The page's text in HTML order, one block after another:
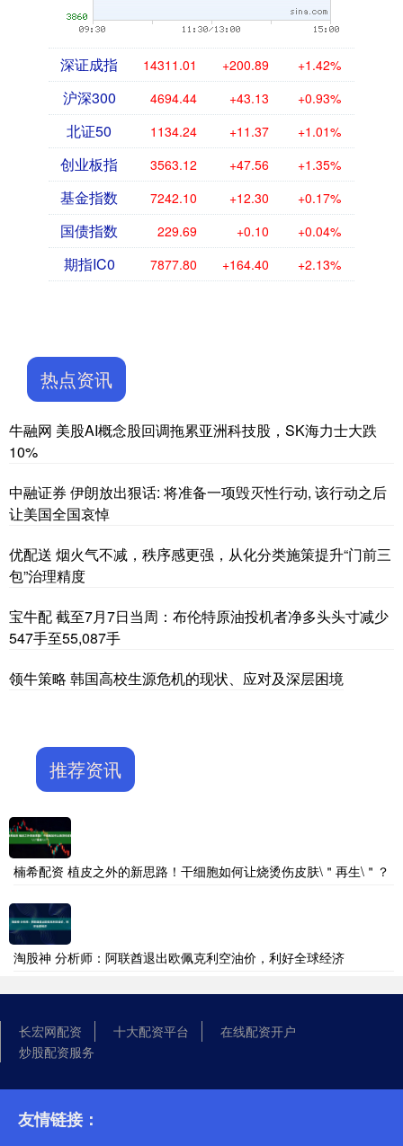
深证成指 14311.01 +200.89 +1.42%
沪深300 4694.44 +43.13 +0.93%
北证50 1134.24 +11.37 +1.01%
创业板指 3563.12 +47.56 +1.35%
基金指数 7242.10 +12.30 +0.17%
国债指数 229.69 +0.10 +0.04%
期指IC0 7877.80 +164.40 +2.13%
热点资讯
牛融网 美股AI概念股回调拖累亚洲科技股，SK海力士大跌
10%
中融证券 伊朗放出狠话: 将准备一项毁灭性行动, 该行动之后
让美国全国哀悼
优配送 烟火气不减，秩序感更强，从化分类施策提升“门前三
包”治理精度
宝牛配 截至7月7日当周：布伦特原油投机者净多头头寸减少
547手至55,087手
领牛策略 韩国高校生源危机的现状、应对及深层困境
推荐资讯
楠希配资 植皮之外的新思路！干细胞如何让烧烫伤皮肤\＂再生\＂？
淘股神 分析师：阿联酋退出欧佩克利空油价，利好全球经济
长宏网配资 十大配资平台
在线配资开户
炒股配资服务
友情链接：